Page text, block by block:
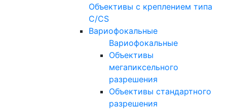
Объективы с креплением типа
C/CS
Вариофокальные
Вариофокальные
Объективы
мегапиксельного
разрешения
Объективы стандартного
разрешения